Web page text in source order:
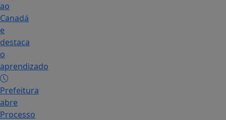
ao
Canadá
e
destaca
o
aprendizado
Prefeitura
abre
Processo